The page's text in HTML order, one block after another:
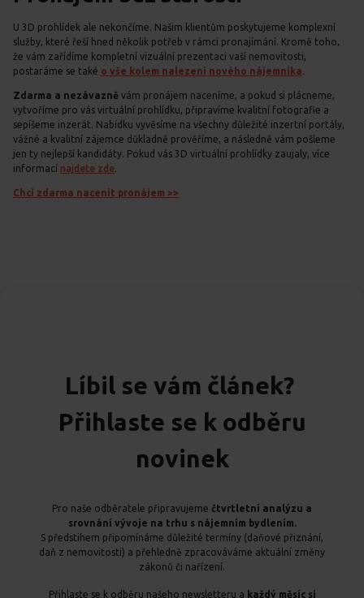
U 3D prohlídek ale nekončíme. Našim klientům poskytujeme komplexní
služby, které řeší hned několik potřeb v rámci pronajímání. Kromě toho,
že vám zařídíme kompletní vizuální prezentaci vaší nemovitosti,
postaráme se také o vše kolem nalezení nového nájemníka
Zdarma a nezávazně vám pronájem naceníme, a pokud si plácneme,
vytvoříme pro vás virtuální prohlídku, připravíme kvalitní fotografie a
sepíšeme inzerát. Nabídku vyvěsíme na všechny důležité inzertní portály,
vážné a kvalitní zájemce důkladně prověříme, a následně vám pošleme
jen ty nejlepší kandidáty. Pokud vás 3D virtuální prohlídky zaujaly, více
informací najdete zde
Chci zdarma nacenit pronájem >>
Líbil se vám článek?
Přihlaste se k odběru
novinek
Pro naše odběratele připravujeme čtvrtletní analýzu a
srovnání vývoje na trhu s nájemním bydlením.
S předstihem připomínáme důležité termíny (daňové přiznání,
daň z nemovitosti) a přehledně zpracováváme aktuální změny
zákonů či nařízení.
Přihlaste se k odběru našeho newsletteru a každý měsíc si